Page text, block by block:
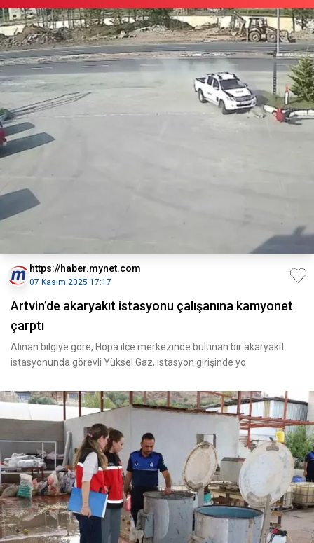
https://haber.mynet.com
07 Kasım 2025 17:17
Artvin’de akaryakıt istasyonu çalışanına kamyonet
çarptı
Alınan bilgiye göre, Hopa ilçe merkezinde bulunan bir akaryakıt
istasyonunda görevli Yüksel Gaz, istasyon girişinde yo